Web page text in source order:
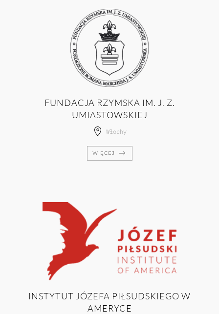
FUNDACJA RZYMSKA IM. J. Z.
UMIASTOWSKIEJ
Włochy
WIĘCEJ
INSTYTUT JÓZEFA PIŁSUDSKIEGO W
AMERYCE